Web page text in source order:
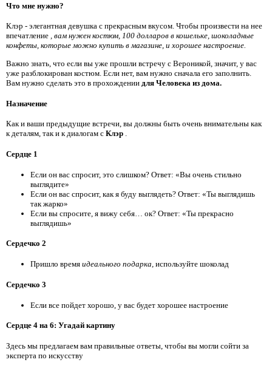
Что мне нужно?
Клэр - элегантная девушка с прекрасным вкусом. Чтобы произвести на нее
впечатление , вам нужен костюм, 100 долларов в кошельке, шоколадные
конфеты, которые можно купить в магазине, и хорошее настроение.
Важно знать, что если вы уже прошли встречу с Вероникой, значит, у вас
уже разблокирован костюм. Если нет, вам нужно сначала его заполнить.
Вам нужно сделать это в прохождении для Человека из дома.
Назначение
Как и ваши предыдущие встречи, вы должны быть очень внимательны как
к деталям, так и к диалогам с Клэр .
Сердце 1
Если он вас спросит, это слишком? Ответ: «Вы очень стильно
выглядите»
Если он вас спросит, как я буду выглядеть? Ответ: «Ты выглядишь
так жарко»
Если вы спросите, я вижу себя… ок? Ответ: «Ты прекрасно
выглядишь»
Сердечко 2
Пришло время идеального подарка, используйте шоколад
Сердечко 3
Если все пойдет хорошо, у вас будет хорошее настроение
Сердце 4 на 6: Угадай картину
Здесь мы предлагаем вам правильные ответы, чтобы вы могли сойти за
эксперта по искусству